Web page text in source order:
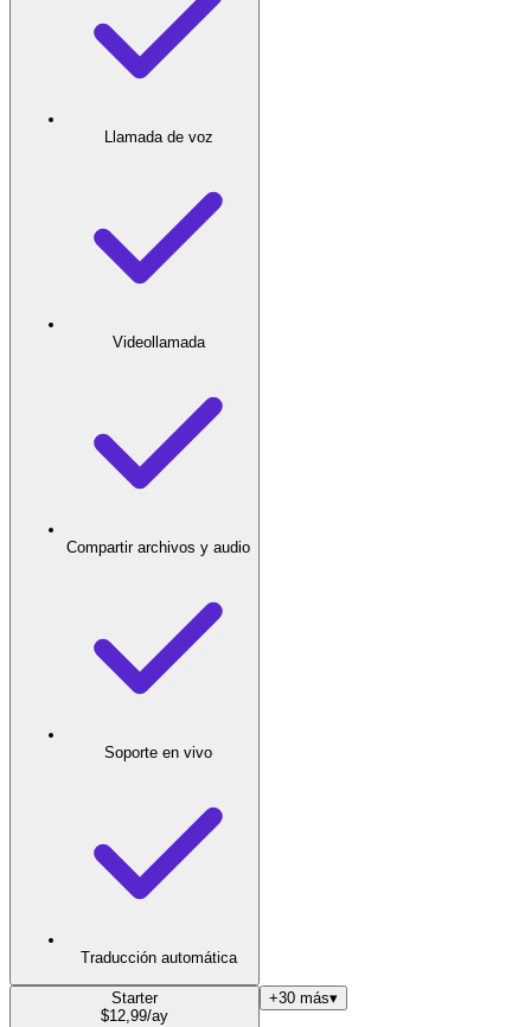
Llamada de voz
Videollamada
Compartir archivos y audio
Soporte en vivo
Traducción automática
Starter
$12,99/ay
+30 más▾